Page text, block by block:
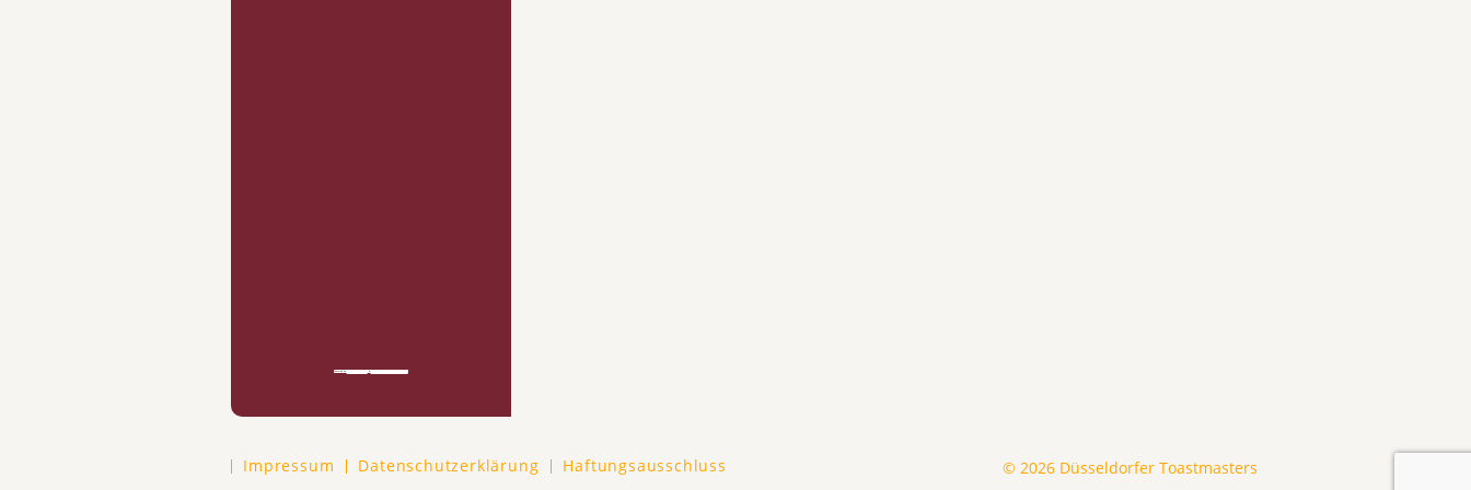
Powered by &smslån utan uc direkt utbetalning
© 2026 Düsseldorfer Toastmasters
Impressum Datenschutzerklärung Haftungsausschluss